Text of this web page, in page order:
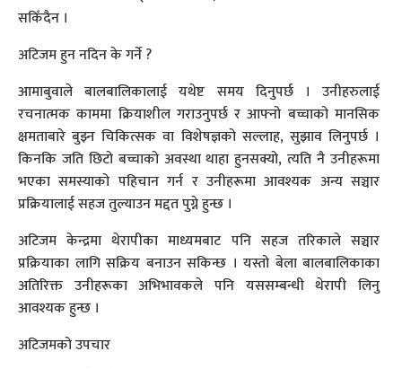
सकिँदैन ।
अटिजम हुन नदिन के गर्ने ?
आमाबुवाले बालबालिकालाई यथेष्ट समय दिनुपर्छ । उनीहरुलाई
रचनात्मक काममा क्रियाशील गराउनुपर्छ र आफ्नो बच्चाको मानसिक
क्षमताबारे बुझ्न चिकित्सक वा विशेषज्ञको सल्लाह, सुझाव लिनुपर्छ ।
किनकि जति छिटो बच्चाको अवस्था थाहा हुनसक्यो, त्यति नै उनीहरूमा
भएका समस्याको पहिचान गर्न र उनीहरूमा आवश्यक अन्य सञ्चार
प्रक्रियालाई सहज तुल्याउन मद्दत पुग्ने हुन्छ ।
अटिजम केन्द्रमा थेरापीका माध्यमबाट पनि सहज तरिकाले सञ्चार
प्रक्रियाका लागि सक्रिय बनाउन सकिन्छ । यस्तो बेला बालबालिकाका
अतिरिक्त उनीहरूका अभिभावकले पनि यससम्बन्धी थेरापी लिनु
आवश्यक हुन्छ ।
अटिजमको उपचार